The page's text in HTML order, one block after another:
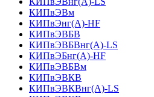
КИПвЭВм
КИПвЭнг(А)-HF
КИПвЭВБВ
КИПвЭВБВнг(А)-LS
КИПвЭБнг(А)-HF
КИПвЭВБВм
КИПвЭВКВ
КИПвЭВКВнг(А)-LS